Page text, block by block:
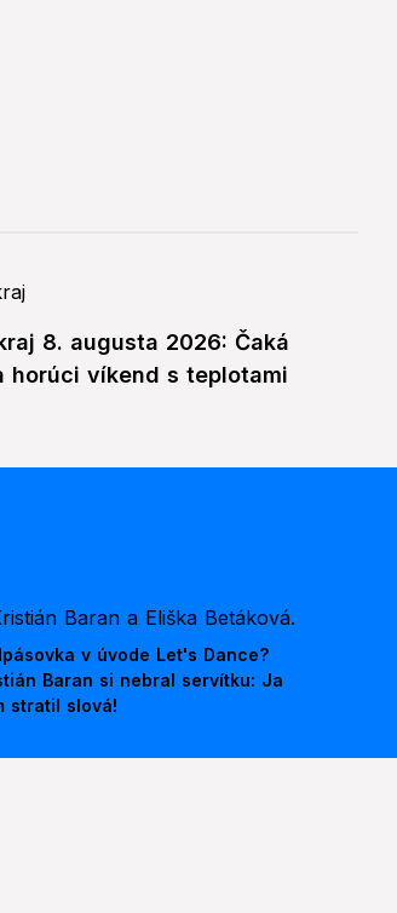
8. augusta 2026: Čaká
horúci víkend s teplotami
v úvode Let's Dance?
Baran si nebral servítku: Ja
stratil slová!